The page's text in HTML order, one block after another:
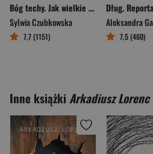
Bóg techy. Jak wielkie firmy technologiczne przejmują władzę nad Polską i światem
Sylwia Czubkowska
7,7 (1151)
Aleksandra
7,5 (460)
Inne książki Arkadiusz Lorenc